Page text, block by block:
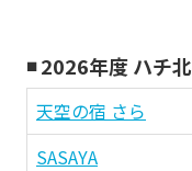
◾️ 2026年度 ハチ
天空の宿 さら
SASAYA